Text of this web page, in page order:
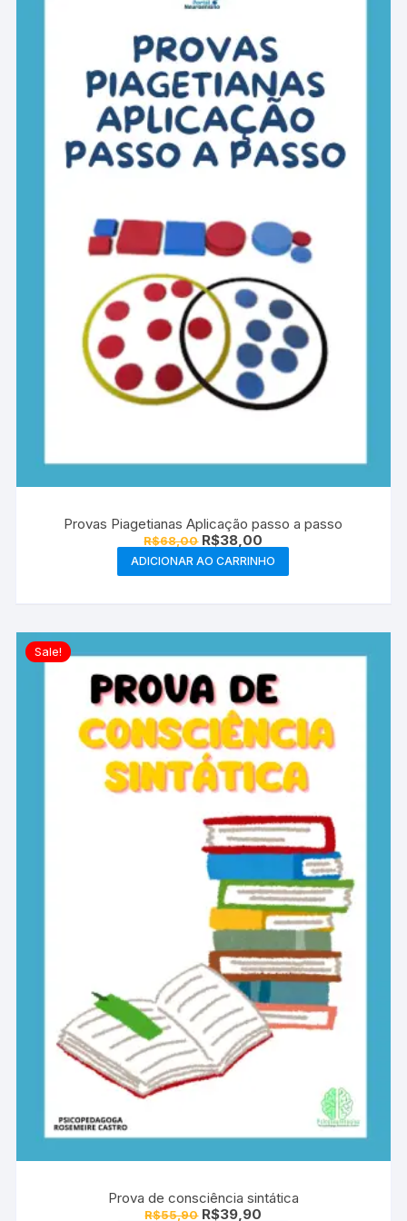
Provas Piagetianas Aplicação passo a passo
R$68,00 O
preço
original
era:
R$38,00
preço
atual
é:
ADICIONAR AO CARRINHO
Sale!
Prova de consciência sintática
R$55,90 O
R$39,90